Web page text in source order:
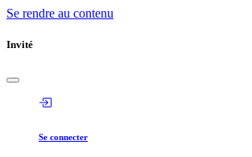
Se rendre au contenu
Invité
Se connecter